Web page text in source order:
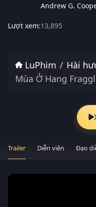
Andrew G.
Lượt xem:13,895
LuPhim Hài
Mùa Ở Hang
Trailer Diễn viên Đạo